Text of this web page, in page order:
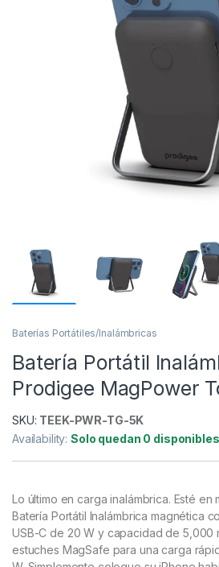
Baterías Portátiles/Inalámbricas
Batería Portátil
Prodigee MagPower
SKU: TEEK-PWR-TG-5K
Availability:Solo quedan 0 disponibles
Lo último en carga inalámbrica. Esté en
Batería Portátil Inalámbrica magnética
USB-C de 20 W y capacidad de 5,000
estuches MagSafe para una carga